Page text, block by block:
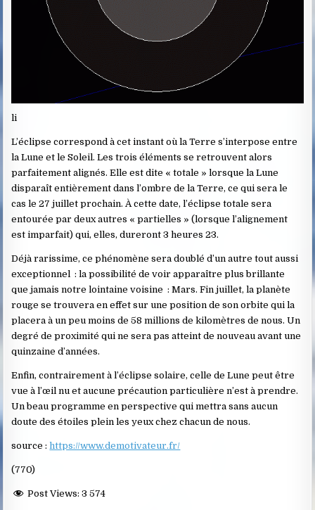
li
L’éclipse correspond à cet instant où la Terre s’interpose entre
la Lune et le Soleil. Les trois éléments se retrouvent alors
parfaitement alignés. Elle est dite « totale » lorsque la Lune
disparaît entièrement dans l’ombre de la Terre, ce qui sera le
cas le 27 juillet prochain. À cette date, l’éclipse totale sera
entourée par deux autres « partielles » (lorsque l’alignement
est imparfait) qui, elles, dureront 3 heures 23.
Déjà rarissime, ce phénomène sera doublé d’un autre tout aussi
exceptionnel : la possibilité de voir apparaître plus brillante
que jamais notre lointaine voisine : Mars. Fin juillet, la planète
rouge se trouvera en effet sur une position de son orbite qui la
placera à un peu moins de 58 millions de kilomètres de nous. Un
degré de proximité qui ne sera pas atteint de nouveau avant une
quinzaine d’années.
Enfin, contrairement à l’éclipse solaire, celle de Lune peut être
vue à l’œil nu et aucune précaution particulière n’est à prendre.
Un beau programme en perspective qui mettra sans aucun
doute des étoiles plein les yeux chez chacun de nous.
source :https://www.demotivateur.fr/
(770)
Post Views: 3 574